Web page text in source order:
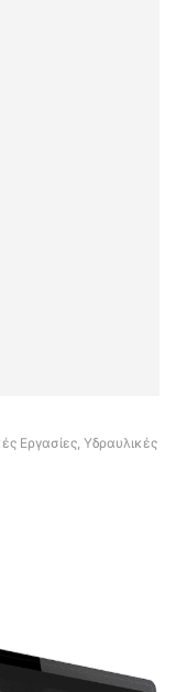
Εργασίες, Υδραυλικές